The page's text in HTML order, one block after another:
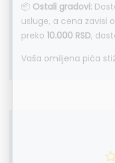
📦 Ostali gradovi:
usluge, a cena zavisi
preko 10.000 RSD,
Vaša omiljena pića